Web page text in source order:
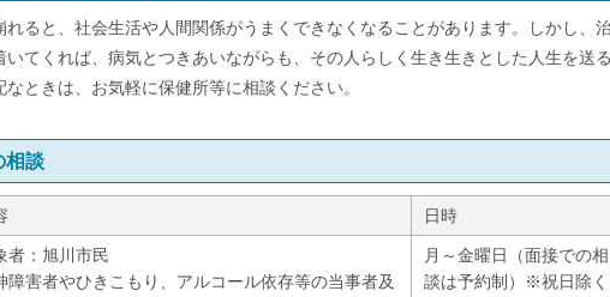
れると、社会生活や人間関係がうまくできなくなることがあります。しかし、
いてくれば、病気とつきあいながらも、その人らしく生き生きとした人生を送
ときは、お気軽に保健所等に相談ください。
相談
日時
者：旭川市民
障害者やひきこもり、アルコール依存等の当事者及
月～金曜日（面接での相
談は予約制）※祝日除く